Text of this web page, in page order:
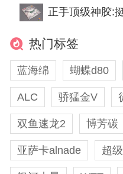
正手顶级神胶:
热门标签
蓝海绵 蝴蝶d80
ALC 骄猛金V
双鱼速龙2 博芳碳
亚萨卡alnade 超